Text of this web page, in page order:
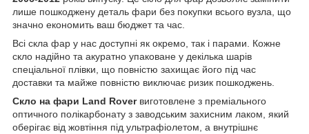
лише пошкоджену деталь фари без покупки всього вузла, що
значно економить ваш бюджет та час.
Всі скла фар у нас доступні як окремо, так і парами. Кожне
скло надійно та акуратно упаковане у декілька шарів
спеціальної плівки, що повністю захищає його під час
доставки та майже повністю виключає ризик пошкоджень.
Скло на фари Land Roverвиготовлене з преміального
оптичного полікарбонату з заводським захисним лаком, який
оберігає від жовтіння під ультрафіолетом, а внутрішнє